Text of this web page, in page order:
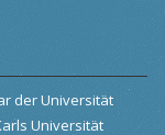
der Universität
Universität